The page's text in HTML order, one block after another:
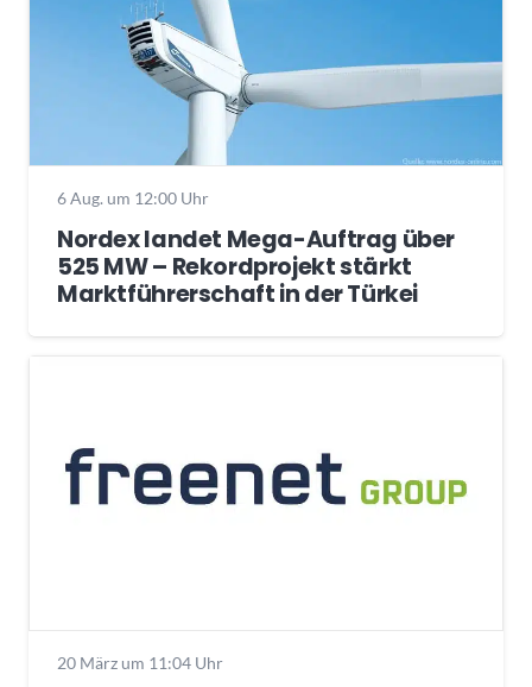
6 Aug. um 12:00 Uhr
Nordex landet Mega-Auftrag über
525 MW – Rekordprojekt stärkt
Marktführerschaft in der Türkei
20 März um 11:04 Uhr